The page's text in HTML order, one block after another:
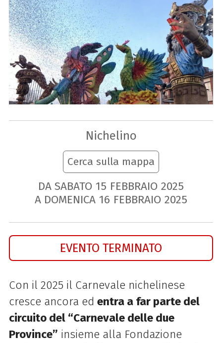
Nichelino
Cerca sulla mappa
DA SABATO 15 FEBBRAIO 2025
A DOMENICA 16 FEBBRAIO 2025
EVENTO TERMINATO
Con il 2025 il Carnevale nichelinese
cresce ancora ed entra a far parte del
circuito del “Carnevale delle due
Province” insieme alla Fondazione